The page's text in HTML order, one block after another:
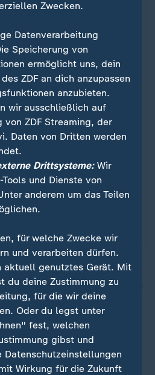
der deutsche Fußball am
Revolution droht zu
Team das Land
einmal im Blickpunkt
Eckball lenkte der Torwart den
Araujo staubte aus kurzer
der Schiedsrichter und
auf Abseits (70.).
und zitterte dazu auf der
Zwecken.
Datenverarbeitung
Speicherung von
ermöglicht uns, dein
ZDF an dich anzupassen
anzubieten.
wir ausschließlich auf
von ZDF Streaming, der
Daten von Dritten werden
Drittsysteme:Wir
und Dienste von
anderem um das Teilen
für welche Zwecke wir
und verarbeiten dürfen.
aktuell genutztes Gerät. Mit
du deine Zustimmung zu
für die wir deine
Oder du legst unter
fest, welchen
gibst und
Datenschutzeinstellungen
Wirkung für die Zukunft